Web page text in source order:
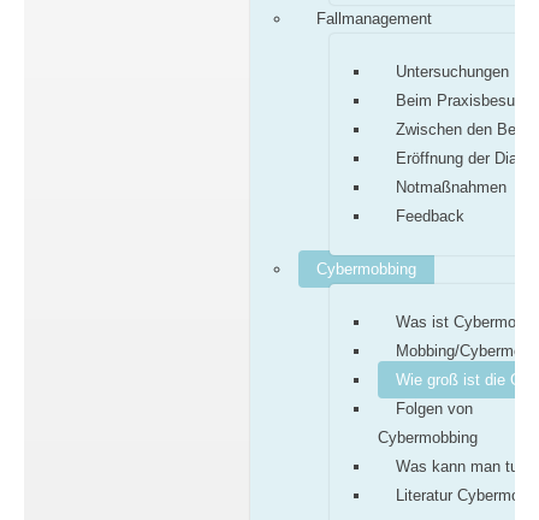
Fallmanagement
Untersuchungen
Beim Praxisbesuch
Zwischen den
Eröffnung der
Notmaßnahmen
Feedback
Cybermobbing
Was ist
Mobbing/
Wie groß ist die
Folgen von
Cybermobbing
Was kann man tun?
Literatur